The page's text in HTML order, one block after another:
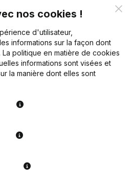
nos cookies !
d'utilisateur,
informations sur la façon dont
La politique en matière de cookies
informations sont visées et
la manière dont elles sont
Produit
Informations d’entreprise
Monitoring
Recherche internationale